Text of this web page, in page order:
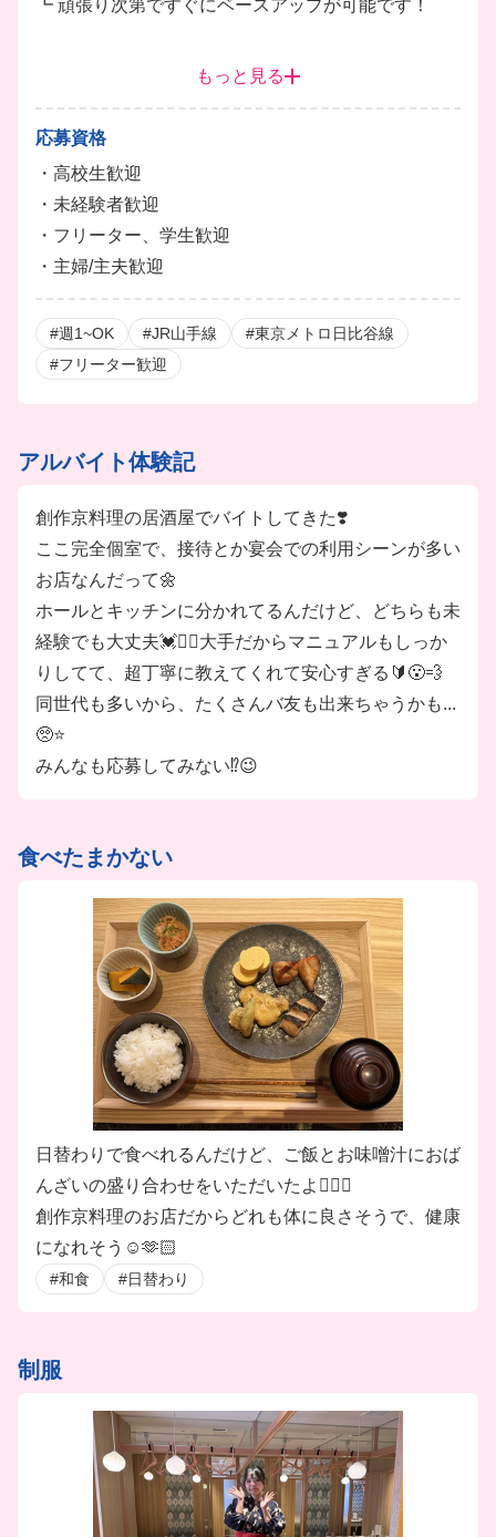
仕込み ドリンク
┗ 頑張り次第ですぐにベースアップが可能です！
・トレーナー（さらに上を目指す方）
┗ ※トレーナー職位は年2回の昇給試験となります。
■賞与アリ
※トレーナーなど役職がある人のみ
■友人紹介制度あり
■まかないアリ（1食200円）
■社割あり(カラオケ系列店：50%OFF、飲食店：20%
OFF)
■社会保険完備
■給与前払い相談OK
※規定アリ
＼ほかにも素敵なPOINTが♪／
★大手企業の安心感＆安定感
★充実した環境＆福利厚生アリ
★STAFFみんな仲良し◎
…などなど
もっと見る
応募資格
・高校生歓迎
・未経験者歓迎
・フリーター、学生歓迎
・主婦/主夫歓迎
#週1~OK #JR山手線
#東京メトロ日比谷線
#フリーター歓迎
アルバイト体験記
創作京料理の居酒屋でバイトしてきた❣️
ここ完全個室で、接待とか宴会での利用シーンが多い
お店なんだって🌼
ホールとキッチンに分かれてるんだけど、どちらも未
経験でも大丈夫💓✌🏻大手だからマニュアルもしっか
りしてて、超丁寧に教えてくれて安心すぎる🔰😮‍💨
同世代も多いから、たくさんバ友も出来ちゃうかも...
🥺⭐️
みんなも応募してみない⁉️😉
食べたまかない
日替わりで食べれるんだけど、ご飯とお味噌汁におば
んざいの盛り合わせをいただいたよ❤️‍🔥🥺
創作京料理のお店だからどれも体に良さそうで、健康
になれそう☺️🫶🏻
#和食 #日替わり
制服